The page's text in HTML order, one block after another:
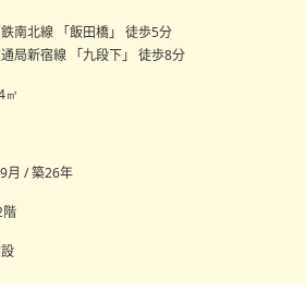
南北線 「飯田橋」 徒歩5分
局新宿線 「九段下」 徒歩8分
㎡
月 / 築26年
階